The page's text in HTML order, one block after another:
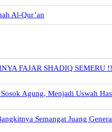
Al-Qur’an
FAJAR SHADIQ SEMERU
Agung, Menjadi Uswah
Semangat Juang